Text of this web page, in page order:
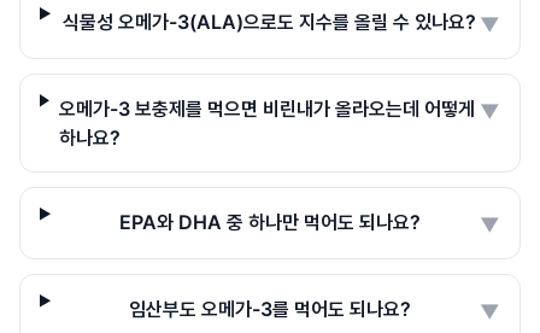
식물성 오메가-3(ALA)으로도 지수를 올릴 수 있나요? ▼
오메가-3 보충제를 먹으면 비린내가 올라오는데 어떻게
하나요?
▼
EPA와 DHA 중 하나만 먹어도 되나요? ▼
임산부도 오메가-3를 먹어도 되나요? ▼